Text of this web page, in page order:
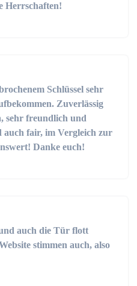
Herrschaften!
Schlüssel sehr
Zuverlässig
sehr freundlich und
auch fair, im Vergleich zur
Danke euch!
auch die Tür flott
stimmen auch, also